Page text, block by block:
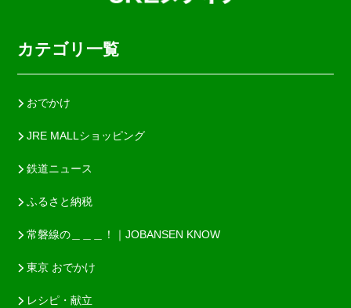
カテゴリ一覧
おでかけ
JRE MALLショッピング
鉄道ニュース
ふるさと納税
常磐線の＿＿＿！｜JOBANSEN KNOW
東京 おでかけ
レシピ・献立